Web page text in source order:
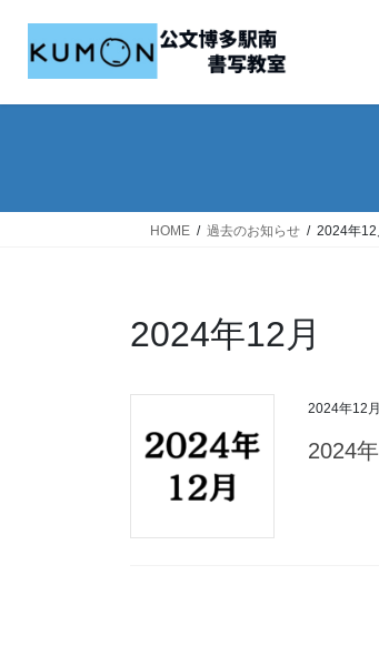
HOME 過去のお知らせ 2024年12
2024年12月
2024年12
2024